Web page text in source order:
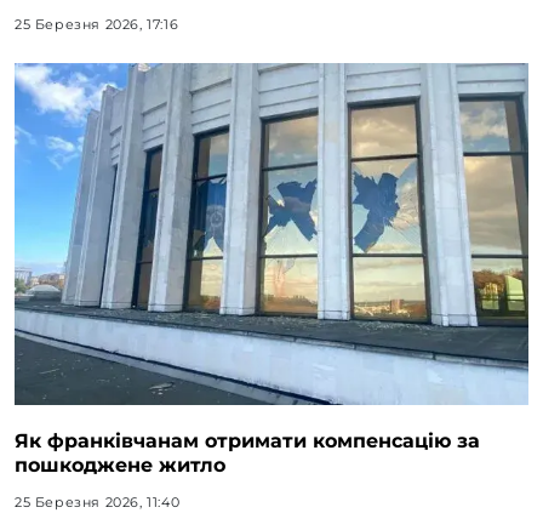
25 Березня 2026, 17:16
Як франківчанам отримати компенсацію за
пошкоджене житло
25 Березня 2026, 11:40